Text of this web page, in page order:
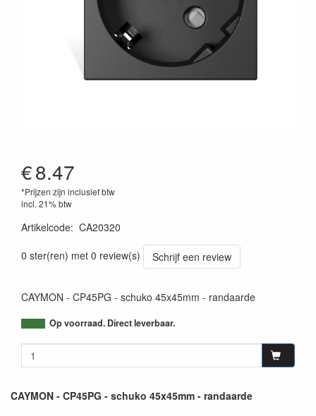
€8.47
*Prijzen zijn inclusief btw
incl. 21% btw
Artikelcode: CA20320
0 ster(ren) met 0 review(s)
Schrijf een review
CAYMON - CP45PG - schuko 45x45mm - randaarde
Op voorraad. Direct leverbaar.
CAYMON - CP45PG - schuko 45x45mm - randaarde